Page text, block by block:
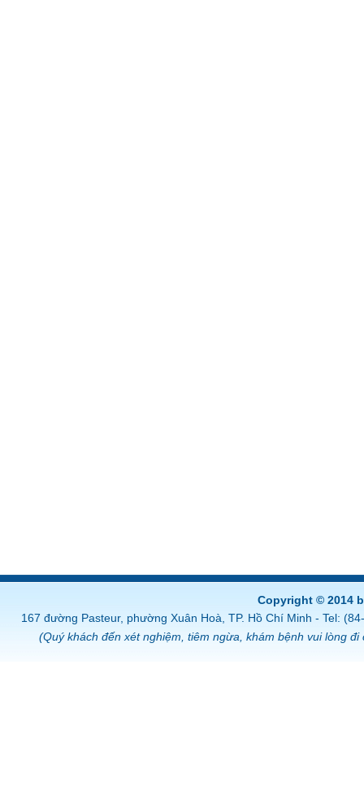
Copyright © 2014
167 đường Pasteur, phường Xuân Hoà, TP. Hồ Chí Minh - Tel:
(Quý khách đến xét nghiệm, tiêm ngừa, khám bệnh vui lòng